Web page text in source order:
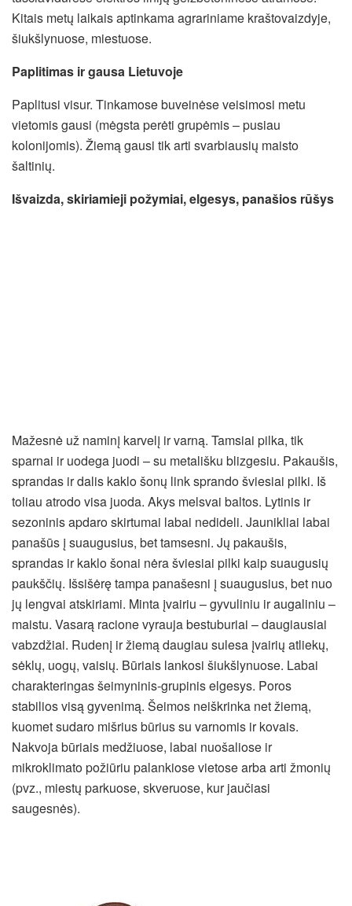
Kitais metų laikais aptinkama agrariniame kraštovaizdyje,
šiukšlynuose, miestuose.
Paplitimas ir gausa Lietuvoje
Paplitusi visur. Tinkamose buveinėse veisimosi metu
vietomis gausi (mėgsta perėti grupėmis – pusiau
kolonijomis). Žiemą gausi tik arti svarbiausių maisto
šaltinių.
Išvaizda, skiriamieji požymiai, elgesys, panašios rūšys
Mažesnė už naminį karvelį ir varną. Tamsiai pilka, tik
sparnai ir uodega juodi – su metališku blizgesiu. Pakaušis,
sprandas ir dalis kaklo šonų link sprando šviesiai pilki. Iš
toliau atrodo visa juoda. Akys melsvai baltos. Lytinis ir
sezoninis apdaro skirtumai labai nedideli. Jaunikliai labai
panašūs į suaugusius, bet tamsesni. Jų pakaušis,
sprandas ir kaklo šonai nėra šviesiai pilki kaip suaugusių
paukščių. Išsišėrę tampa panašesni į suaugusius, bet nuo
jų lengvai atskiriami. Minta įvairiu – gyvuliniu ir augaliniu –
maistu. Vasarą racione vyrauja bestuburiai – daugiausiai
vabzdžiai. Rudenį ir žiemą daugiau sulesa įvairių atliekų,
sėklų, uogų, vaisių. Būriais lankosi šiukšlynuose. Labai
charakteringas šeimyninis-grupinis elgesys. Poros
stabilios visą gyvenimą. Šeimos neiškrinka net žiemą,
kuomet sudaro mišrius būrius su varnomis ir kovais.
Nakvoja būriais medžiuose, labai nuošaliose ir
mikroklimato požiūriu palankiose vietose arba arti žmonių
(pvz., miestų parkuose, skveruose, kur jaučiasi
saugesnės).